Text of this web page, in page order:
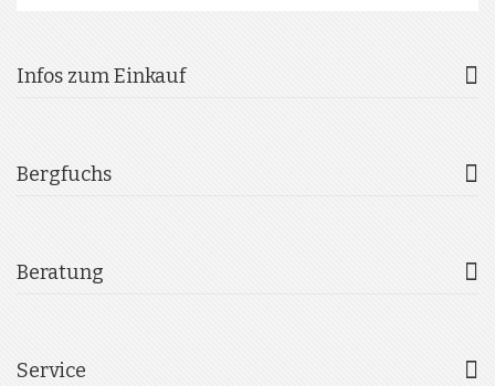
Infos zum Einkauf
Bergfuchs
Beratung
Service